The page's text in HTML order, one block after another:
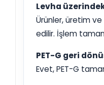
Levha
Ürünler, üretim
edilir. İşlem
PET-G geri
Evet, PET-G